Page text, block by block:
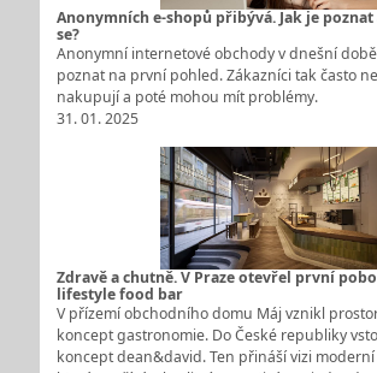
Anonymních e-shopů přibývá. Jak je
se?
Anonymní internetové obchody v dnešní
poznat na první pohled. Zákazníci tak často
nakupují a poté mohou mít problémy.
31. 01. 2025
Zdravě a chutně. V Praze otevřel první
lifestyle food bar
V přízemí obchodního domu Máj vznikl
koncept gastronomie. Do České republiky
koncept dean&david. Ten přináší vizi